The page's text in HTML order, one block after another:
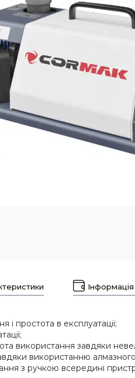
і простота в експлуатації;
використання завдяки
використанню
з ручкою всередині